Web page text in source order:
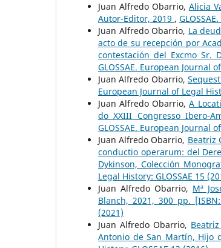
Juan Alfredo Obarrio, Alicia
Autor-Editor, 2019 ,
Juan Alfredo Obarrio, La
acto de su recepción por
contestación del Excmo Sr.
GLOSSAE. European Journal
Juan Alfredo Obarrio,
European Journal of Legal
Juan Alfredo Obarrio,A
do XXIII Congresso Ibero-
GLOSSAE. European Journal
Juan Alfredo Obarrio, Beatriz
conductio operarum: del
Dykinson, Colección
Legal History: GLOSSAE 15
Juan Alfredo Obarrio, Mª
Blanch, 2021, 300 pp.
(2021)
Juan Alfredo Obarrio,
Antonio de San Martín, Hijo